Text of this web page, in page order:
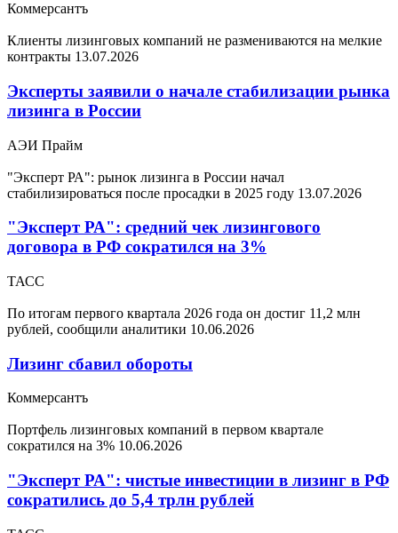
Коммерсантъ
Клиенты лизинговых компаний не размениваются на мелкие
контракты 13.07.2026
Эксперты заявили о начале стабилизации рынка
лизинга в России
АЭИ Прайм
"Эксперт РА": рынок лизинга в России начал
стабилизироваться после просадки в 2025 году 13.07.2026
"Эксперт РА": средний чек лизингового
договора в РФ сократился на 3%
ТАСС
По итогам первого квартала 2026 года он достиг 11,2 млн
рублей, сообщили аналитики 10.06.2026
Лизинг сбавил обороты
Коммерсантъ
Портфель лизинговых компаний в первом квартале
сократился на 3% 10.06.2026
"Эксперт РА": чистые инвестиции в лизинг в РФ
сократились до 5,4 трлн рублей